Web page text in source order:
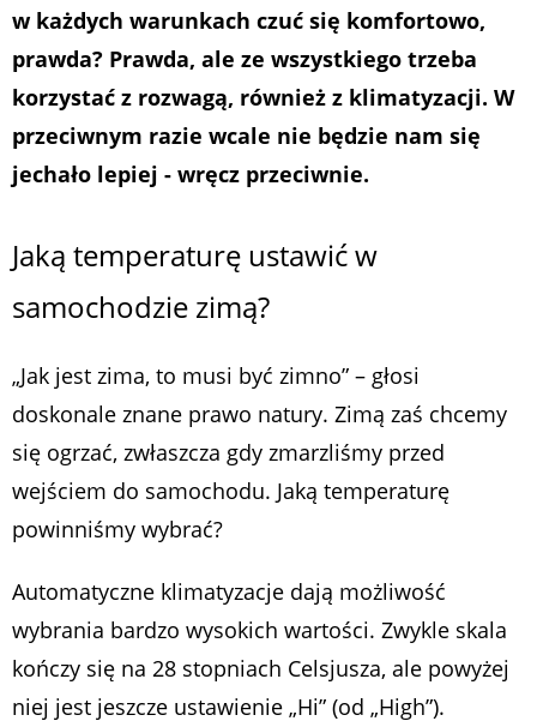
w każdych warunkach czuć się komfortowo,
prawda? Prawda, ale ze wszystkiego trzeba
korzystać z rozwagą, również z klimatyzacji. W
przeciwnym razie wcale nie będzie nam się
jechało lepiej - wręcz przeciwnie.
Jaką temperaturę ustawić w
samochodzie zimą?
„Jak jest zima, to musi być zimno” – głosi
doskonale znane prawo natury. Zimą zaś chcemy
się ogrzać, zwłaszcza gdy zmarzliśmy przed
wejściem do samochodu. Jaką temperaturę
powinniśmy wybrać?
Automatyczne klimatyzacje dają możliwość
wybrania bardzo wysokich wartości. Zwykle skala
kończy się na 28 stopniach Celsjusza, ale powyżej
niej jest jeszcze ustawienie „Hi” (od „High”).